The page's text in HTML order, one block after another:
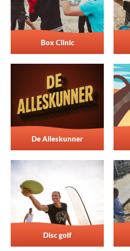
Box Clinic
De Alleskunner
Disc golf